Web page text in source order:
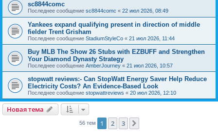
sc8844comc
Последнее сообщение sc8844comc « 22 июл 2026, 08:49
Yankees expand qualifying present in direction of middle
fielder Trent Grisham
Последнее сообщение StadiumStyleCo « 21 июл 2026, 11:44
Buy MLB The Show 26 Stubs with EZBUFF and Strengthen
Your Diamond Dynasty Strategy
Последнее сообщение AmberJourney « 21 июл 2026, 10:57
stopwatt reviews:- Can StopWatt Energy Saver Help Reduce
Electricity Costs? An Evidence-Based Look
Последнее сообщение stopwattreviews « 20 июл 2026, 12:10
Новая тема
56 тем 1 2 3